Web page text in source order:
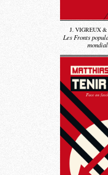
J. VIGREUX &
Les Fronts